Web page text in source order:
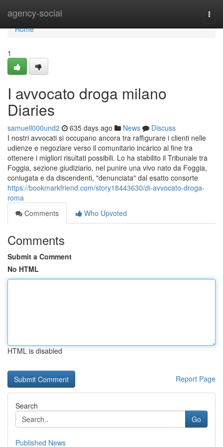
agency-social
Home
Home
1
I avvocato droga milano
Diaries
samuell000und2 635 days ago News
Discuss
I nostri avvocati si occupano ancora tra raffigurare i clienti nelle
udienze e negoziare verso il comunitario incarico al fine tra
ottenere i migliori risultati possibili. Lo ha stabilito il Tribunale tra
Foggia, sezione giudiziario, nel punire una vivo nato da Foggia,
coniugata e da discendenti, "denunciata" dal esatto consorte
https://bookmarkfriend.com/story18443630/di-avvocato-droga-
roma
Comments
Who Upvoted
Comments
Submit a Comment
No HTML
HTML is disabled
Report Page
Search
Go
Published News